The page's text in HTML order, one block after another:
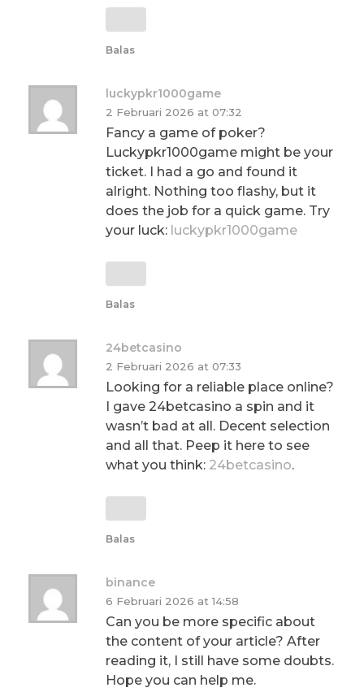
Balas
luckypkr1000game
2 Februari 2026 at 07:32
Fancy a game of poker?
Luckypkr1000game might be your
ticket. I had a go and found it
alright. Nothing too flashy, but it
does the job for a quick game. Try
your luck: luckypkr1000game
Balas
24betcasino
2 Februari 2026 at 07:33
Looking for a reliable place online?
I gave 24betcasino a spin and it
wasn’t bad at all. Decent selection
and all that. Peep it here to see
what you think: 24betcasino.
Balas
binance
6 Februari 2026 at 14:58
Can you be more specific about
the content of your article? After
reading it, I still have some doubts.
Hope you can help me.